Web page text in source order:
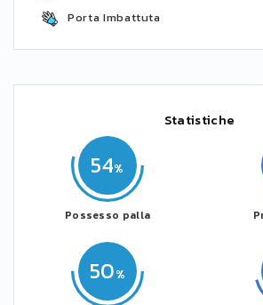
Porta Imbattuta
Statistiche
54
Possesso palla
50